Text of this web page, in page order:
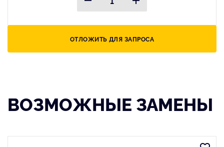
ОТЛОЖИТЬ ДЛЯ ЗАПРОСА
ВОЗМОЖНЫЕ ЗАМЕНЫ